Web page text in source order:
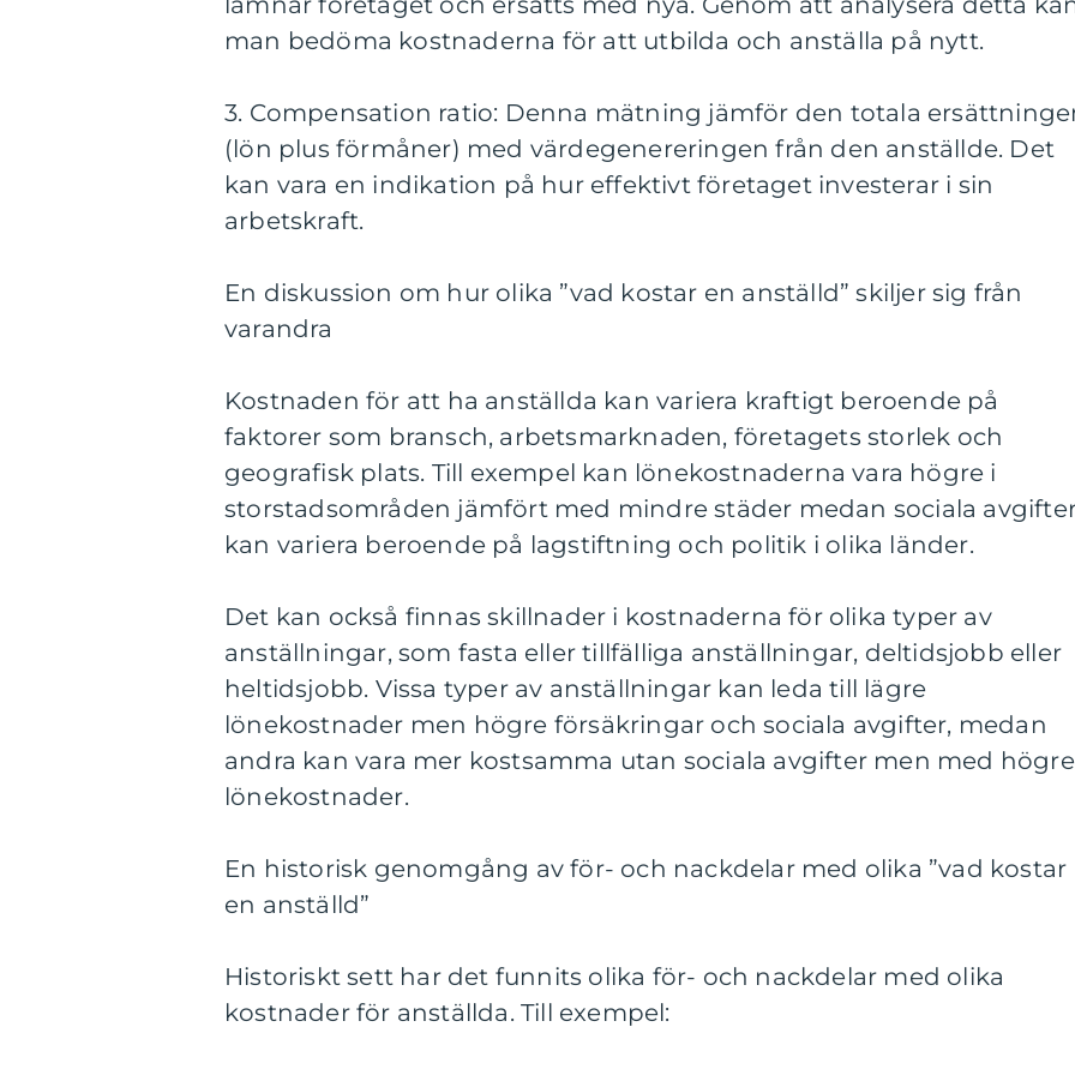
man bedöma kostnaderna för att utbilda och anställa på nytt.
3. Compensation ratio: Denna mätning jämför den totala
(lön plus förmåner) med värdegenereringen från den anställde. Det
kan vara en indikation på hur effektivt företaget investerar i sin
arbetskraft.
En diskussion om hur olika ”vad kostar en anställd” skiljer sig från
varandra
Kostnaden för att ha anställda kan variera kraftigt beroende på
faktorer som bransch, arbetsmarknaden, företagets storlek och
geografisk plats. Till exempel kan lönekostnaderna vara högre i
storstadsområden jämfört med mindre städer medan sociala
kan variera beroende på lagstiftning och politik i olika länder.
Det kan också finnas skillnader i kostnaderna för olika typer av
anställningar, som fasta eller tillfälliga anställningar, deltidsjobb eller
heltidsjobb. Vissa typer av anställningar kan leda till lägre
lönekostnader men högre försäkringar och sociala avgifter, medan
andra kan vara mer kostsamma utan sociala avgifter men med högre
lönekostnader.
En historisk genomgång av för- och nackdelar med olika ”vad kostar
en anställd”
Historiskt sett har det funnits olika för- och nackdelar med olika
kostnader för anställda. Till exempel: